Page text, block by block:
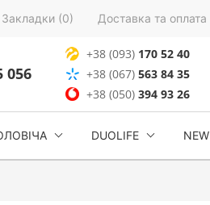
Закладки (0) Доставка та оплата
056
+38 (093) 170 52 40
+38 (067) 563 84 35
+38 (050)394 93 26
DUOLIFE NEW